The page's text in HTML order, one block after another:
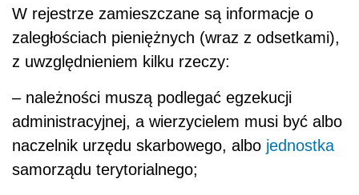
W rejestrze zamieszczane są informacje o
zaległościach pieniężnych (wraz z odsetkami),
z uwzględnieniem kilku rzeczy:
– należności muszą podlegać egzekucji
administracyjnej, a wierzycielem musi być albo
naczelnik urzędu skarbowego, albo jednostka
samorządu terytorialnego;